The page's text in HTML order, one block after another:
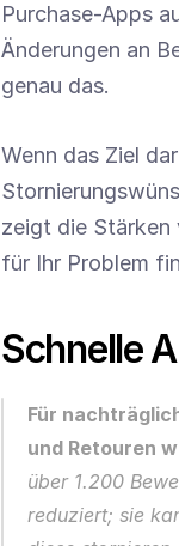
Purchase-Apps
Änderungen an
genau das.
Wenn das Ziel
zeigt die Stärken
für Ihr Problem
Schnelle
Für
und Retouren
über 1.200
reduziert; sie